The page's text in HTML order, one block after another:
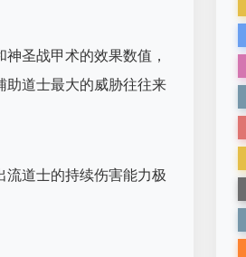
圣战甲术的效果数值，
助道士最大的威胁往往来
流道士的持续伤害能力极